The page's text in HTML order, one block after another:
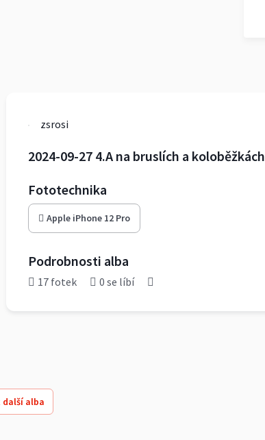
zsrosi
2024-09-27 4.A na bruslích a koloběžkách
Fototechnika
Apple iPhone 12 Pro
Podrobnosti alba
17 fotek 0 se líbí
alba